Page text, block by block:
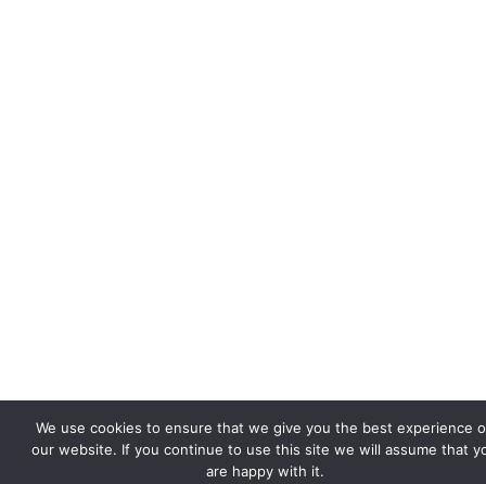
We use cookies to ensure that we give you the best experience
our website. If you continue to use this site we will assume that
are happy with it.